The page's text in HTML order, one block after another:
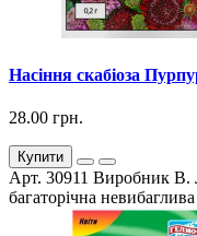
Насіння скабіоза
28.00 грн.
Купити
Арт. 30911 Виробник В.
багаторічна